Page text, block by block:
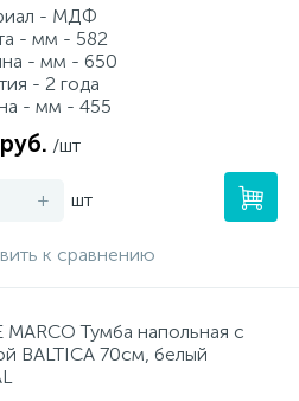
- МДФ
- мм - 582
- мм - 650
- 2 года
- мм - 455
/шт
+ шт
к сравнению
MARCO Тумба напольная с
BALTICA 70см, белый